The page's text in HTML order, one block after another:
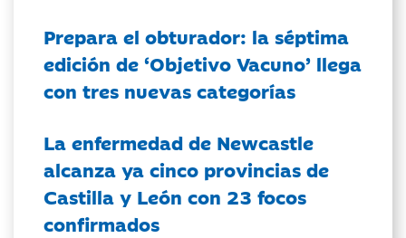
Prepara el obturador: la séptima
edición de ‘Objetivo Vacuno’ llega
con tres nuevas categorías
La enfermedad de Newcastle
alcanza ya cinco provincias de
Castilla y León con 23 focos
confirmados